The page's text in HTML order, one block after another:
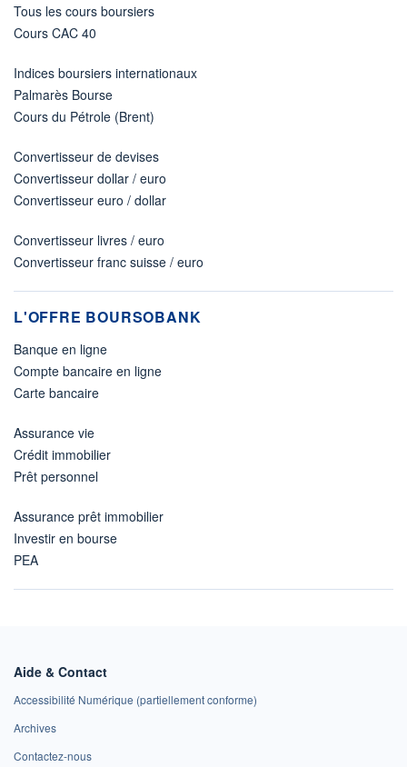
Tous les cours boursiers
Cours CAC 40
Indices boursiers internationaux
Palmarès Bourse
Cours du Pétrole (Brent)
Convertisseur de devises
Convertisseur dollar / euro
Convertisseur euro / dollar
Convertisseur livres / euro
Convertisseur franc suisse / euro
L'OFFRE BOURSOBANK
Banque en ligne
Compte bancaire en ligne
Carte bancaire
Assurance vie
Crédit immobilier
Prêt personnel
Assurance prêt immobilier
Investir en bourse
PEA
Aide & Contact
Accessibilité Numérique (partiellement conforme)
Archives
Contactez-nous